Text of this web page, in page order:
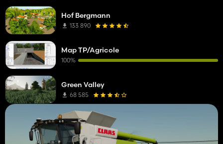
Hof Bergmann
133 890
Map TP/Agricole
100%
Green Valley
68 585